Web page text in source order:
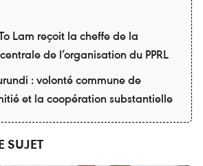
Lam reçoit la cheffe de la
de l’organisation du PPRL
: volonté commune de
et la coopération substantielle
SUJET